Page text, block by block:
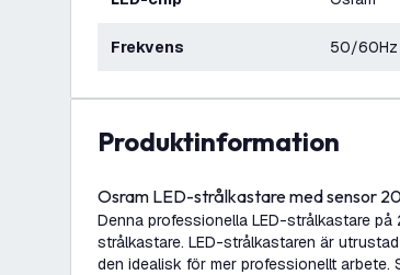
Frekvens 50/60Hz
produktinformation
Osram LED-strålkastare med sensor
Denna professionella LED-strålkastare
strålkastare. LED-strålkastaren är
den idealisk för mer professionellt arbete.